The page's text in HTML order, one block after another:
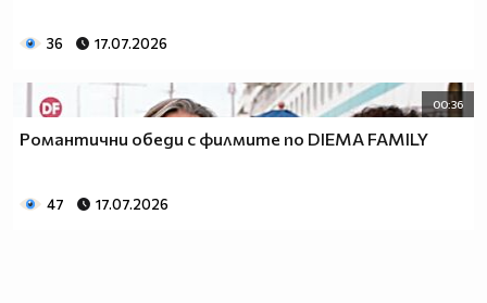
36 17.07.2026
00:36
Романтични обеди с филмите по DIEMA FAMILY
47 17.07.2026